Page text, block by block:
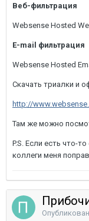
Веб-фильтрация
Websense Hosted
E-mail фильтрация
Websense Hosted
Скачать триалки и
http://
Там же можно
P.S. Если есть что-
коллеги меня